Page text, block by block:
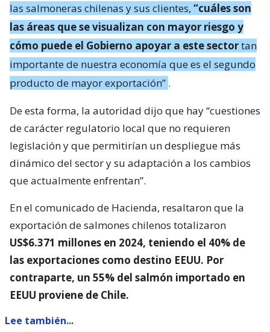
las salmoneras chilenas y sus clientes, “cuáles son
las áreas que se visualizan con mayor riesgo y
cómo puede el Gobierno apoyar a este sectortan
importante de nuestra economía que es el segundo
producto de mayor exportación” .
De esta forma, la autoridad dijo que hay “cuestiones
de carácter regulatorio local que no requieren
legislación y que permitirían un despliegue más
dinámico del sector y su adaptación a los cambios
que actualmente enfrentan”.
En el comunicado de Hacienda, resaltaron que la
exportación de salmones chilenos totalizaron
US$6.371 millones en 2024, teniendo el 40% de
las exportaciones como destino EEUU. Por
contraparte, un 55% del salmón importado en
EEUU proviene de Chile.
Lee también...